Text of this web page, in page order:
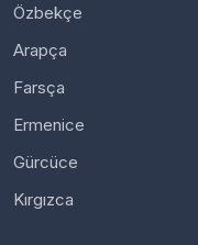
Özbekçe
Arapça
Farsça
Ermenice
Gürcüce
Kırgızca